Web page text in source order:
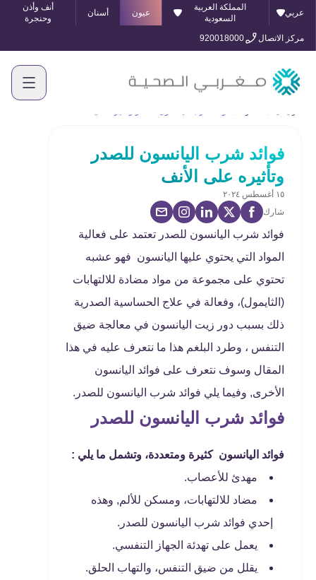
عربي
المملكة العربية
السعودية
عيون أسنان
أنف وأذن
وحنجرة
مركز الاتصال
920018000
فوائد شرب اليانسون للصدر
وتأثيره على الأنف
١٥ أغسطس ٢٠٢٤
شارك
فوائد شرب اليانسون للصدر تعتمد على فعالية
المواد التي يحتوي عليها اليانسون فهو عشبه
تحتوي على مجموعة من مواد مضادة للالتهابات
(الثايمول)، وفعالة في علاج الحساسية الصدرية
ذلك بسبب دور زيت اليانسون في معالجة ضيق
التنفس ، وطرد البلغم هذا ما نتعرف عليه في هذا
المقال وسوف نتعرف على فوائد اليانسون
الأخرى, وفيما يلي فوائد شرب اليانسون للصدر.
فوائد شرب اليانسون للصدر
فوائد اليانسون كثيرة ومتعددة، وتشمل ما يلي :
مهدئ للأعصاب.
مضاد للالتهابات، ومسكن للألم, وهذه
إحدي فوائد شرب اليانسون للصدر.
يعمل على تهدئة الجهاز التنفسي.
يقلل من ضيق التنفس، والتهاب الحلق.